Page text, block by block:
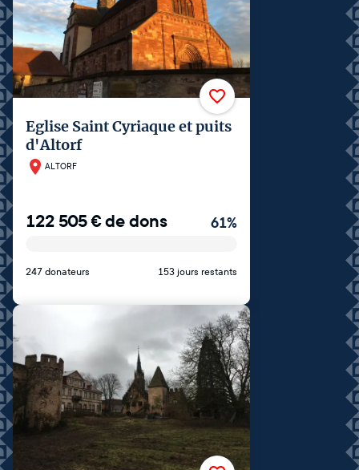
Eglise Saint Cyriaque et puits
d'Altorf
ALTORF
122 505€de dons 61%
247 donateurs 153 jours restants